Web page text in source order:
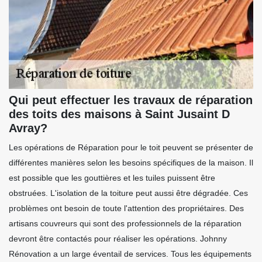
Qui peut effectuer les travaux de réparation
des toits des maisons à Saint Jusaint D
Avray?
Les opérations de Réparation pour le toit peuvent se présenter de
différentes manières selon les besoins spécifiques de la maison. Il
est possible que les gouttières et les tuiles puissent être
obstruées. L'isolation de la toiture peut aussi être dégradée. Ces
problèmes ont besoin de toute l'attention des propriétaires. Des
artisans couvreurs qui sont des professionnels de la réparation
devront être contactés pour réaliser les opérations. Johnny
Rénovation a un large éventail de services. Tous les équipements